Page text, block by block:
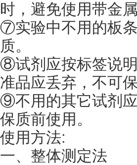
时，避免使用带金
⑦实验中不用的板
质。
⑧试剂应按标签说
准品应丢弃，不可保
⑨不用的其它试剂
保质前使用。
使用方法:
一、整体测定法